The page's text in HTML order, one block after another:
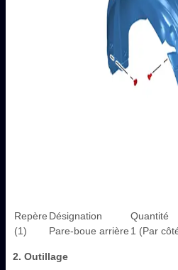
Repère Désignation
Quantité
(1)
Pare-boue arrière 1 (Par
2. Outillage